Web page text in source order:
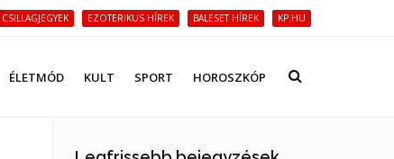
CSILLAGJEGYEK EZOTERIKUS HÍREK BALESET HÍREK KP.HU
ÉLETMÓD KULT SPORT HOROSZKÓP